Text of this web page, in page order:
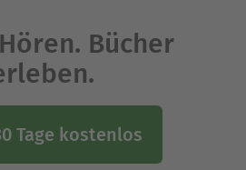
Bücher
Tage kostenlos